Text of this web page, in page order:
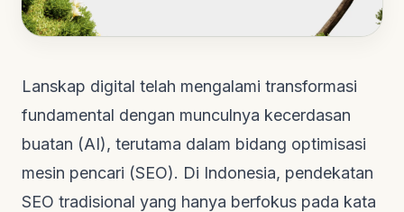
Lanskap digital telah mengalami transformasi
fundamental dengan munculnya kecerdasan
buatan (AI), terutama dalam bidang optimisasi
mesin pencari (SEO). Di Indonesia, pendekatan
SEO tradisional yang hanya berfokus pada kata